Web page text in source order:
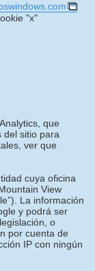
"x"
que
del sitio para
ver que
cuya oficina
View
La información
y podrá ser
o
por cuenta de
IP con ningún